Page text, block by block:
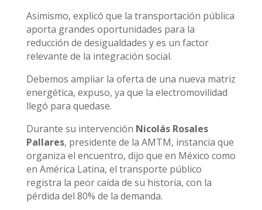
Asimismo, explicó que la transportación pública
aporta grandes oportunidades para la
reducción de desigualdades y es un factor
relevante de la integración social.
Debemos ampliar la oferta de una nueva matriz
energética, expuso, ya que la electromovilidad
llegó para quedase.
Durante su intervención Nicolás Rosales
Pallares, presidente de la AMTM, instancia que
organiza el encuentro, dijo que en México como
en América Latina, el transporte público
registra la peor caída de su historia, con la
pérdida del 80% de la demanda.